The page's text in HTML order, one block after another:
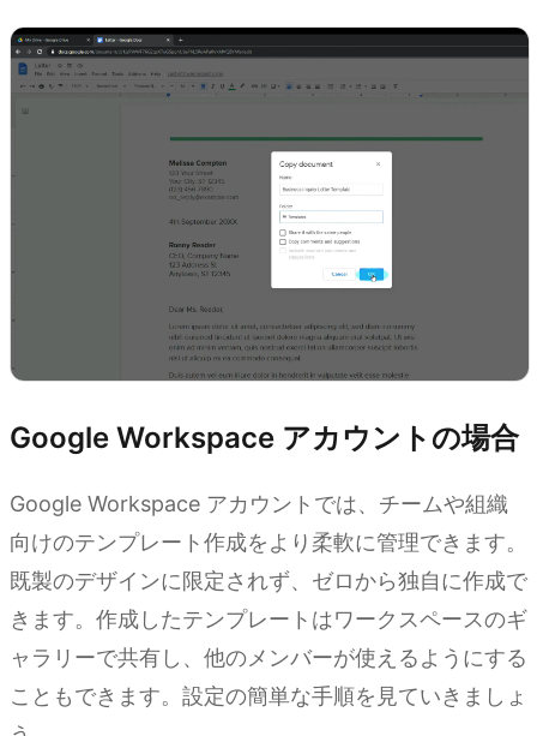
Google Workspace アカウントの場合
Google Workspace アカウントでは、チームや組織
向けのテンプレート作成をより柔軟に管理できます。
既製のデザインに限定されず、ゼロから独自に作成で
きます。作成したテンプレートはワークスペースのギ
ャラリーで共有し、他のメンバーが使えるようにする
こともできます。設定の簡単な手順を見ていきましょ